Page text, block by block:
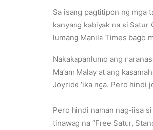
Sa isang pagtitipon ng mga
kanyang kabiyak na si Satur
lumang Manila Times bago
Nakakapanlumo ang
Ma’am Malay at ang
Joyride ‘ika nga. Pero hindi
Pero hindi naman nag-iisa
tinawag na “Free Satur,